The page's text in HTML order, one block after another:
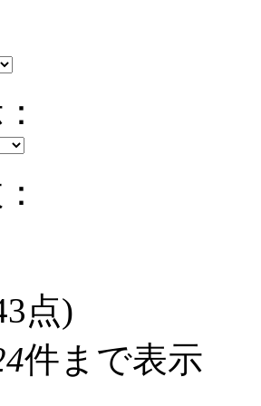
点)
件まで表示